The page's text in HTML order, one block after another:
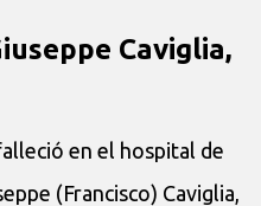
Caviglia,
en el hospital de
(Francisco) Caviglia,